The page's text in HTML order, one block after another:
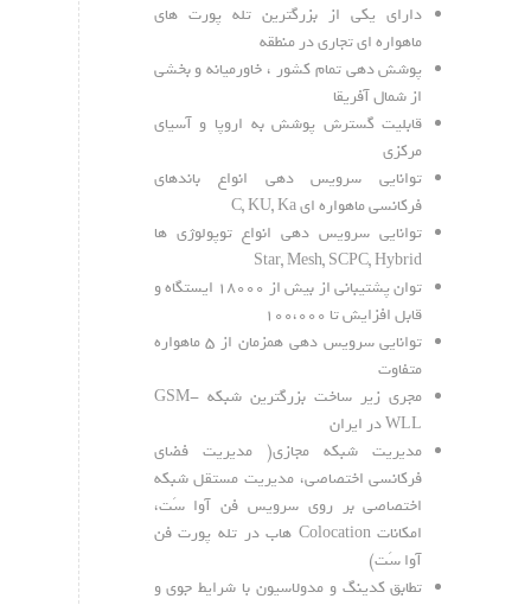
دارای یکی از بزرگترین تله پورت های
ماهواره ای تجاری در منطقه
پوشش دهی تمام کشور ، خاورمیانه و بخشی
از شمال آفریقا
قابلیت گسترش پوشش به اروپا و آسیای
مرکزی
توانایی سرویس دهی انواع باندهای
فرکانسی ماهواره ای C, KU, Ka
توانایی سرویس دهی انواع توپولوژی ها
Star, Mesh, SCPC, Hybrid
توان پشتیبانی از بیش از ۱۸۰۰۰ ایستگاه و
قابل افزایش تا ۱۰۰،۰۰۰
توانایی سرویس دهی همزمان از ۵ ماهواره
متفاوت
مجری زیر ساخت بزرگترین شبکه GSM-
WLL در ایران
مدیریت شبکه مجازی( مدیریت فضای
فرکانسی اختصاصی، مدیریت مستقل شبکه
اختصاصی بر روی سرویس فن آوا سَت،
امکانات Colocation هاب در تله پورت فن
آوا سَت)
تطابق کدینگ و مدولاسیون با شرایط جوی و